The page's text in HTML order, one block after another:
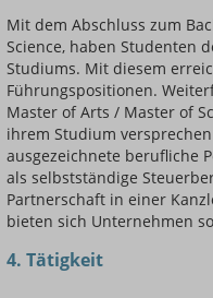
Mit dem Abschluss zum
Science, haben Studenten
Studiums. Mit diesem
Führungspositionen.
Master of Arts / Master of
ihrem Studium
ausgezeichnete berufliche
als selbstständige
Partnerschaft in einer
bieten sich Unternehmen
4. Tätigkeit